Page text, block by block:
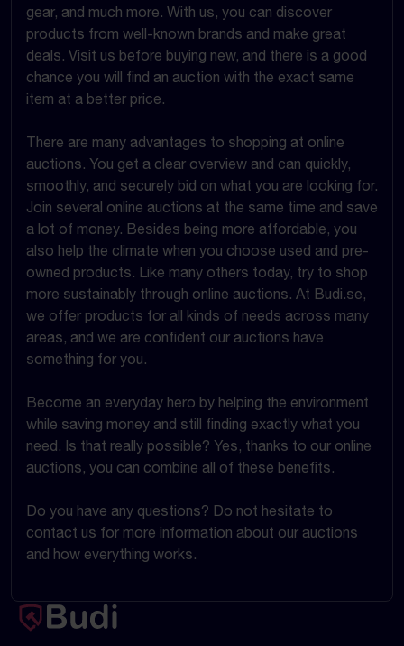
gear, and much more. With us, you can discover
products from well-known brands and make great
deals. Visit us before buying new, and there is a good
chance you will find an auction with the exact same
item at a better price.
There are many advantages to shopping at online
auctions. You get a clear overview and can quickly,
smoothly, and securely bid on what you are looking for.
Join several online auctions at the same time and save
a lot of money. Besides being more affordable, you
also help the climate when you choose used and pre-
owned products. Like many others today, try to shop
more sustainably through online auctions. At Budi.se,
we offer products for all kinds of needs across many
areas, and we are confident our auctions have
something for you.
Become an everyday hero by helping the environment
while saving money and still finding exactly what you
need. Is that really possible? Yes, thanks to our online
auctions, you can combine all of these benefits.
Do you have any questions? Do not hesitate to
contact us for more information about our auctions
and how everything works.